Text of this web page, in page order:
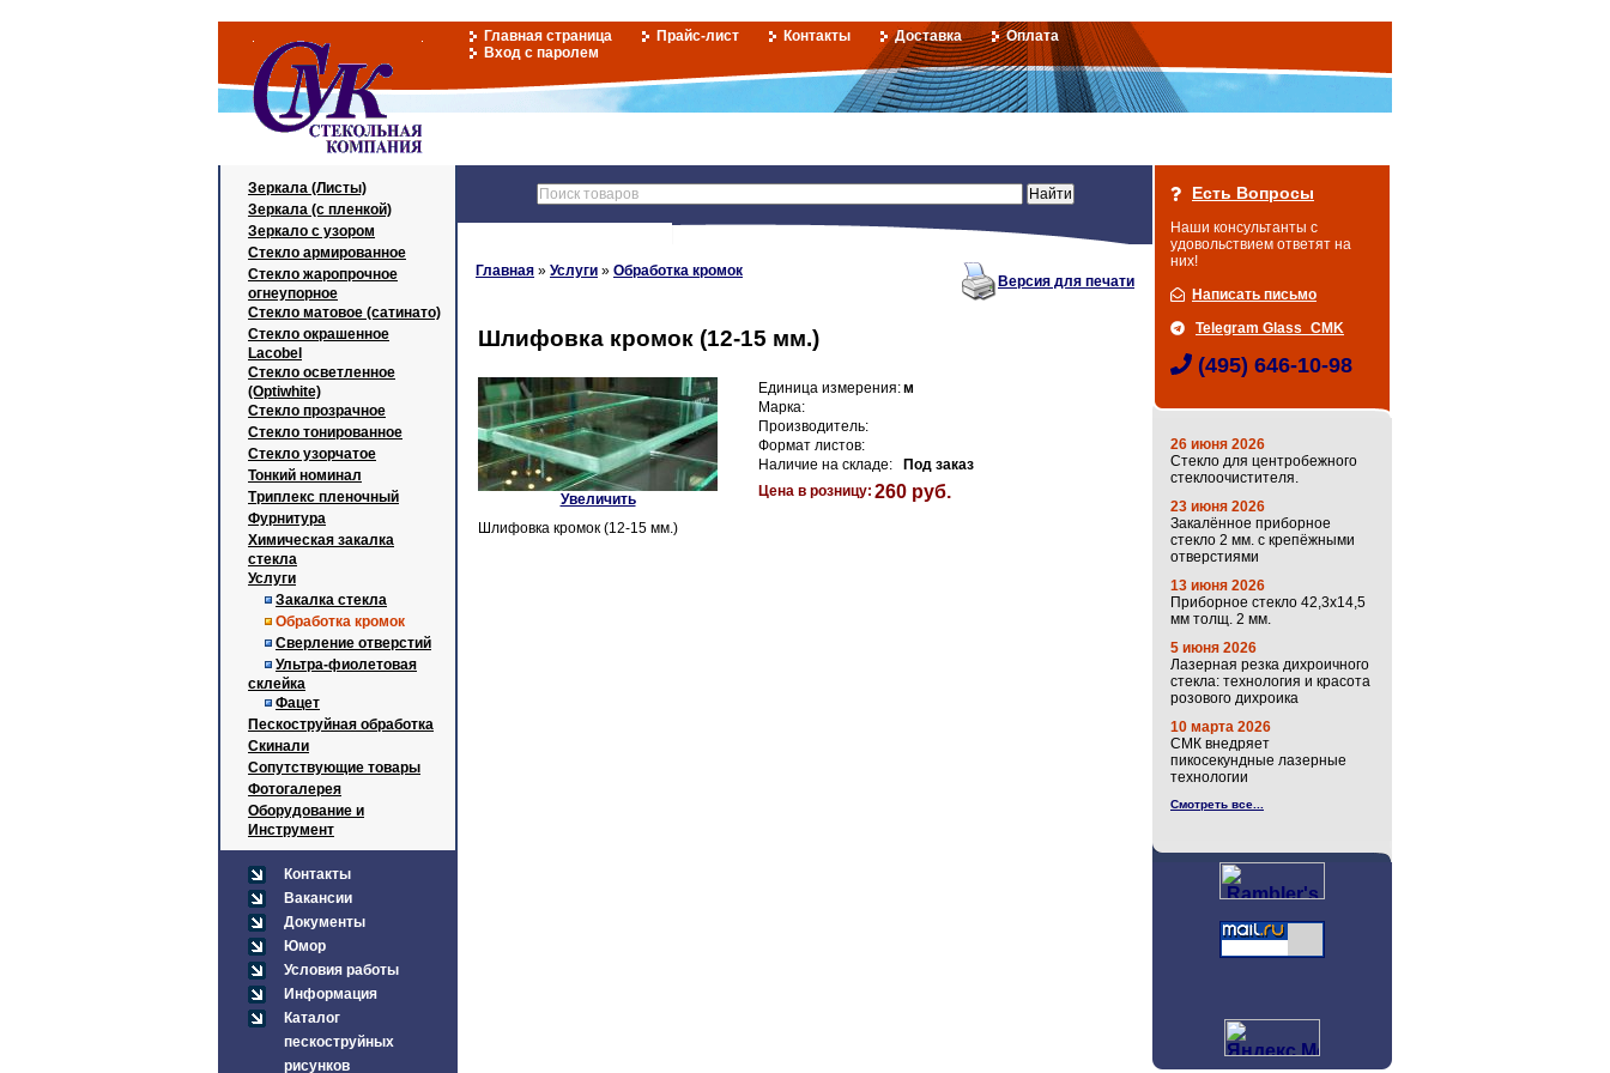
Главная страница Прайс-лист Контакты Доставка
Оплата
Вход с паролем
Зеркала (Листы)
Зеркала (с пленкой)
Зеркало с узором
Стекло армированное
Стекло жаропрочное
огнеупорное
Стекло матовое (сатинато)
Стекло окрашенное
Lacobel
Стекло осветленное
(Optiwhite)
Стекло прозрачное
Стекло тонированное
Стекло узорчатое
Тонкий номинал
Триплекс пленочный
Фурнитура
Химическая закалка
стекла
Услуги
Закалка стекла
Обработка кромок
Сверление отверстий
Ультра-фиолетовая
склейка
Фацет
Пескоструйная обработка
Скинали
Сопутствующие товары
Фотогалерея
Оборудование и
Инструмент
Контакты
Вакансии
Документы
Юмор
Условия работы
Информация
Каталог
пескоструйных
рисунков
Главная » Услуги » Обработка кромок
Версия для печати
Шлифовка кромок (12-15 мм.)
Увеличить
Единица измерения:м
Марка:
Производитель:
Формат листов:
Наличие на складе:
Под заказ
Цена в розницу: 260 руб.
Шлифовка кромок (12-15 мм.)
Есть Вопросы
Наши консультанты с
удовольствием ответят на
них!
Написать письмо
Telegram Glass_CMK
(495) 646-10-98
26 июня 2026
Стекло для центробежного
стеклоочистителя.
23 июня 2026
Закалённое приборное
стекло 2 мм. с крепёжными
отверстиями
13 июня 2026
Приборное стекло 42,3х14,5
мм толщ. 2 мм.
5 июня 2026
Лазерная резка дихроичного
стекла: технология и красота
розового дихроика
10 марта 2026
СМК внедряет
пикосекундные лазерные
технологии
Смотреть все...